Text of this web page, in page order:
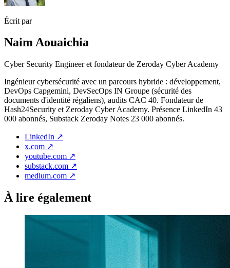
Écrit par
Naim Aouaichia
Cyber Security Engineer et fondateur de Zeroday Cyber Academy
Ingénieur cybersécurité avec un parcours hybride : développement,
DevOps Capgemini, DevSecOps IN Groupe (sécurité des
documents d'identité régaliens), audits CAC 40. Fondateur de
Hash24Security et Zeroday Cyber Academy. Présence LinkedIn 43
000 abonnés, Substack Zeroday Notes 23 000 abonnés.
LinkedIn ↗
x.com ↗
youtube.com ↗
substack.com ↗
medium.com ↗
À lire également